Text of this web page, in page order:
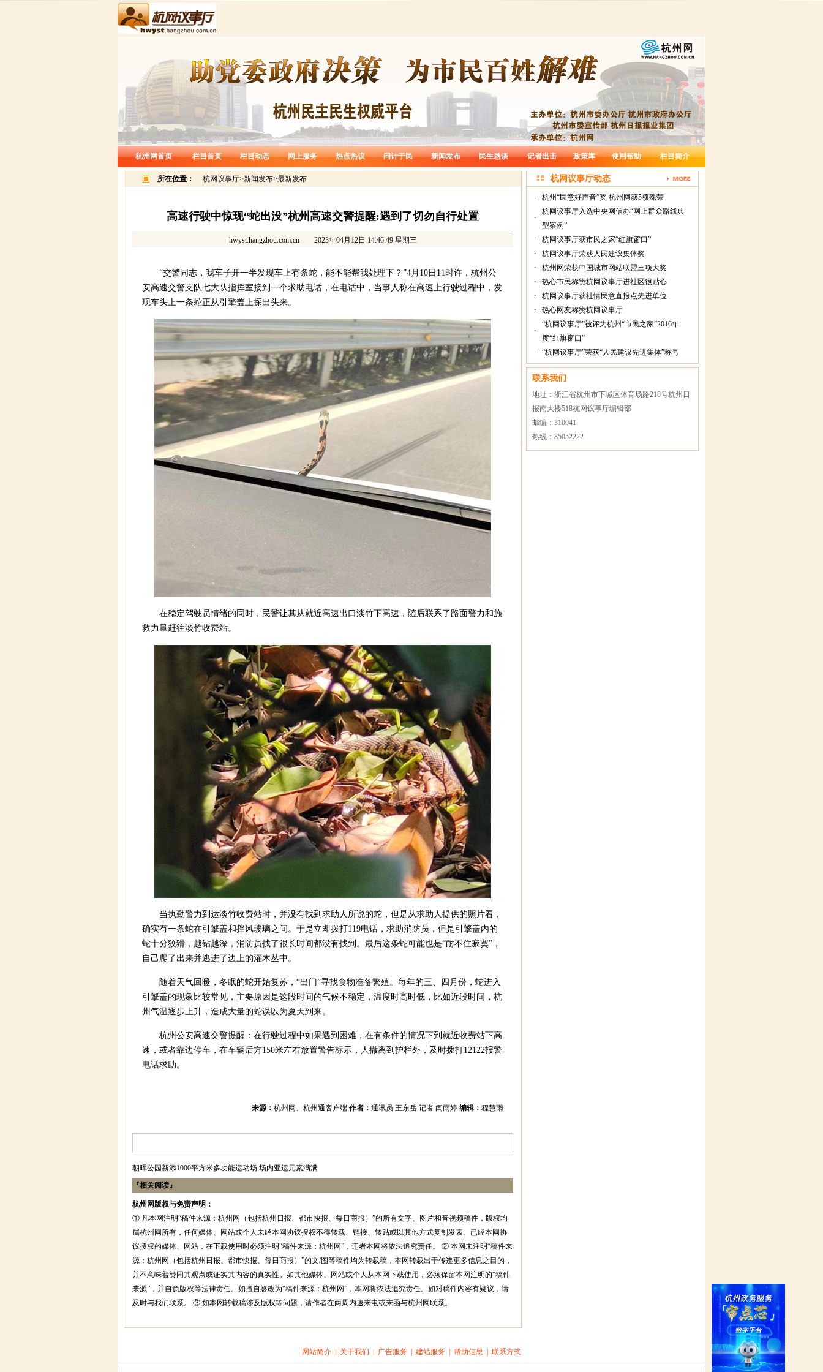
杭州网首页 栏目首页 栏目动态 网上服务 热点热议 问计于民 新闻发布 民生恳谈 记者出击 政策库 使用帮助 栏目简介
所在位置： 杭网议事厅>新闻发布>最新发布
高速行驶中惊现“蛇出没”杭州高速交警提醒:遇到了切勿自行处置
hwyst.hangzhou.com.cn2023年04月12日 14:46:49 星期三
“交警同志，我车子开一半发现车上有条蛇，能不能帮我处理下？”4月10日11时许，杭州公
安高速交警支队七大队指挥室接到一个求助电话，在电话中，当事人称在高速上行驶过程中，发
现车头上一条蛇正从引擎盖上探出头来。
在稳定驾驶员情绪的同时，民警让其从就近高速出口淡竹下高速，随后联系了路面警力和施
救力量赶往淡竹收费站。
当执勤警力到达淡竹收费站时，并没有找到求助人所说的蛇，但是从求助人提供的照片看，
确实有一条蛇在引擎盖和挡风玻璃之间。于是立即拨打119电话，求助消防员，但是引擎盖内的
蛇十分狡猾，越钻越深，消防员找了很长时间都没有找到。最后这条蛇可能也是“耐不住寂寞”，
自己爬了出来并逃进了边上的灌木丛中。
随着天气回暖，冬眠的蛇开始复苏，“出门”寻找食物准备繁殖。每年的三、四月份，蛇进入
引擎盖的现象比较常见，主要原因是这段时间的气候不稳定，温度时高时低，比如近段时间，杭
州气温逐步上升，造成大量的蛇误以为夏天到来。
杭州公安高速交警提醒：在行驶过程中如果遇到困难，在有条件的情况下到就近收费站下高
速，或者靠边停车，在车辆后方150米左右放置警告标示，人撤离到护栏外，及时拨打12122报警
电话求助。
来源： 杭州网、杭州通客户端 作者： 通讯员 王东岳 记者 闫雨婷 编辑： 程慧雨
朝晖公园新添1000平方米多功能运动场 场内亚运元素满满
『相关阅读』
杭州网版权与免责声明：
① 凡本网注明“稿件来源：杭州网（包括杭州日报、都市快报、每日商报）”的所有文字、图片和音视频稿件，版权均
属杭州网所有，任何媒体、网站或个人未经本网协议授权不得转载、链接、转贴或以其他方式复制发表。已经本网协
议授权的媒体、网站，在下载使用时必须注明“稿件来源：杭州网”，违者本网将依法追究责任。 ② 本网未注明“稿件来
源：杭州网（包括杭州日报、都市快报、每日商报）”的文/图等稿件均为转载稿，本网转载出于传递更多信息之目的，
并不意味着赞同其观点或证实其内容的真实性。如其他媒体、网站或个人从本网下载使用，必须保留本网注明的“稿件
来源”，并自负版权等法律责任。如擅自篡改为“稿件来源：杭州网”，本网将依法追究责任。如对稿件内容有疑议，请
及时与我们联系。 ③ 如本网转载稿涉及版权等问题，请作者在两周内速来电或来函与杭州网联系。
杭网议事厅动态
· 杭州“民意好声音”奖 杭州网获5项殊荣
·
杭网议事厅入选中央网信办“网上群众路线典
型案例”
·
杭网议事厅获市民之家“红旗窗口”
·
杭网议事厅荣获人民建议集体奖
·
杭州网荣获中国城市网站联盟三项大奖
·
热心市民称赞杭网议事厅进社区很贴心
·
杭网议事厅获社情民意直报点先进单位
·
热心网友称赞杭网议事厅
·
“杭网议事厅”被评为杭州“市民之家”2016年
度“红旗窗口”
·
“杭网议事厅”荣获“人民建议先进集体”称号
联系我们
地址：浙江省杭州市下城区体育场路218号杭州日
报南大楼518杭网议事厅编辑部
邮编：310041
热线：85052222
网站简介 关于我们 广告服务 建站服务 帮助信息 联系方式